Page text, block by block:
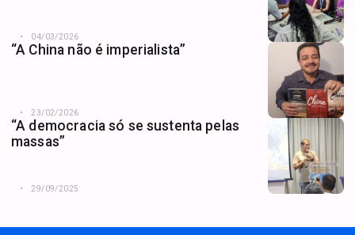
04/03/2026
“A China não é imperialista”
23/02/2026
“A democracia só se sustenta pelas
massas”
29/09/2025